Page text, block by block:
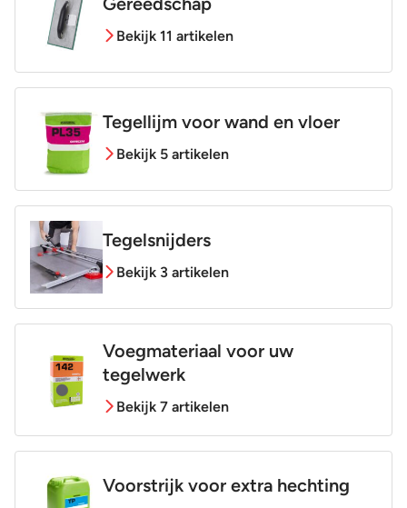
Bekijk 11 artikelen
Tegellijm voor wand en vloer
Bekijk 5 artikelen
Tegelsnijders
Bekijk 3 artikelen
Voegmateriaal voor uw
tegelwerk
Bekijk 7 artikelen
Voorstrijk voor extra hechting